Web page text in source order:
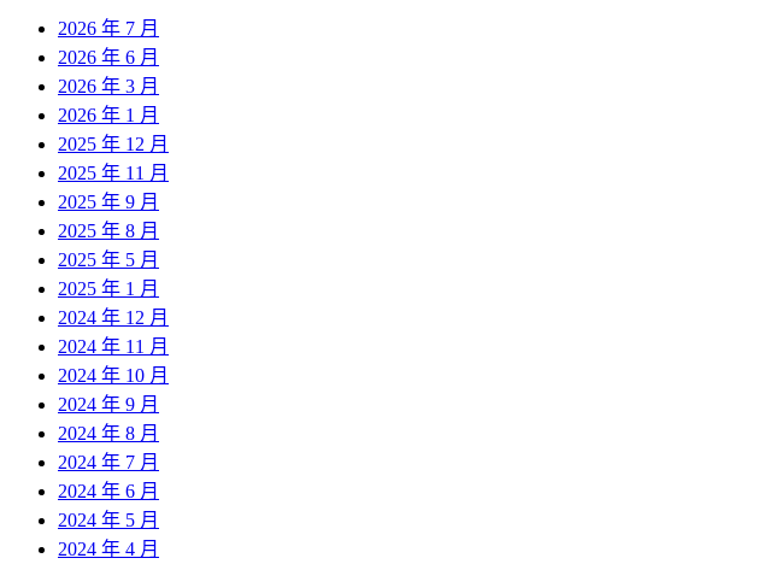
2026 年 7 月
2026 年 6 月
2026 年 3 月
2026 年 1 月
2025 年 12 月
2025 年 11 月
2025 年 9 月
2025 年 8 月
2025 年 5 月
2025 年 1 月
2024 年 12 月
2024 年 11 月
2024 年 10 月
2024 年 9 月
2024 年 8 月
2024 年 7 月
2024 年 6 月
2024 年 5 月
2024 年 4 月